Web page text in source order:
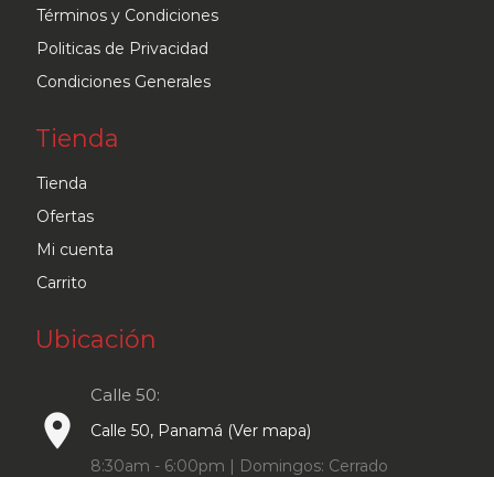
Términos y Condiciones
Politicas de Privacidad
Condiciones Generales
Tienda
Tienda
Ofertas
Mi cuenta
Carrito
Ubicación
place
Calle 50:
Calle 50, Panamá (Ver mapa)
8:30am - 6:00pm | Domingos: Cerrado